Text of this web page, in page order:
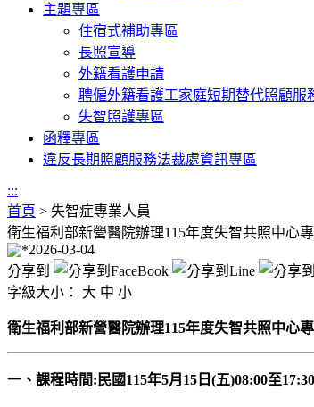
主題專區
住宿式補助專區
長照宣導
外籍看護申請
聘僱外籍看護工家庭短期替代照顧服
失智照護專區
函釋專區
違反長期照顧服務法裁處資訊專區
:::
首頁 > 失智症專業人員
衛生福利部新營醫院辦理115年度失智共照中心
2026-03-04
分享到
字級大小： 大 中 小
衛生福利部新營醫院辦理115年度失智共照中心
一、課程時間:民國115年5月15日(五)08:00至17:30